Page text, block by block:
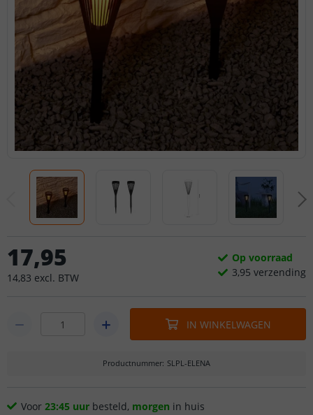
17,95
14,83 excl. BTW
Op voorraad
3,95 verzending
IN WINKELWAGEN
Productnummer: SLPL-ELENA
Voor 23:45 uur besteld, morgen in huis